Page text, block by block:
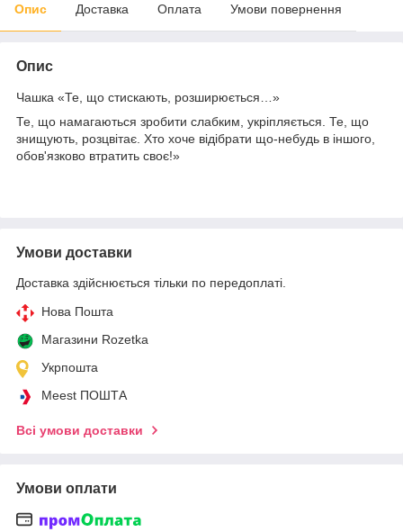
Опис Доставка Оплата Умови повернення
Опис
Чашка «Те, що стискають, розширюється…»
Те, що намагаються зробити слабким, укріпляється. Те, що
знищують, розцвітає. Хто хоче відібрати що-небудь в іншого,
обов'язково втратить своє!»
Умови доставки
Доставка здійснюється тільки по передоплаті.
Нова Пошта
Магазини Rozetka
Укрпошта
Meest ПОШТА
Всі умови доставки
Умови оплати